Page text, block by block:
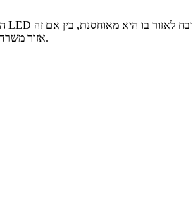
אזור משרדי או כל אזור אחר.לרוב הוא מותקן ונתמך באמצעות ארון סטנדרטי מברזל או מסגסוגת אלומיניום בעל מבנה עמיד ומשקל קל.